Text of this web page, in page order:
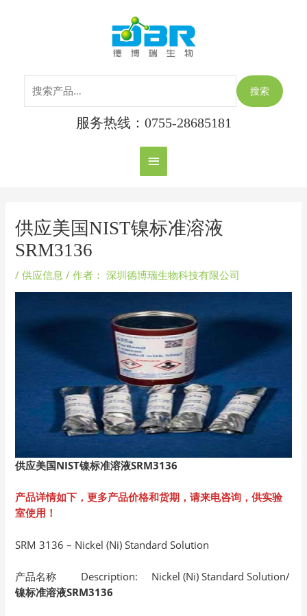
主
菜
单
搜索
服务热线：0755-28685181
供应美国NIST镍标准溶液
SRM3136
/供应信息 / 作者： 深圳德博瑞生物科技有限公司
供应美国NIST镍标准溶液SRM3136
产品详情如下，更多产品价格和货期，请来电咨询，供实验
室使用！
SRM 3136 – Nickel (Ni) Standard Solution
产品名称 Description: Nickel (Ni) Standard Solution/
镍标准溶液SRM3136